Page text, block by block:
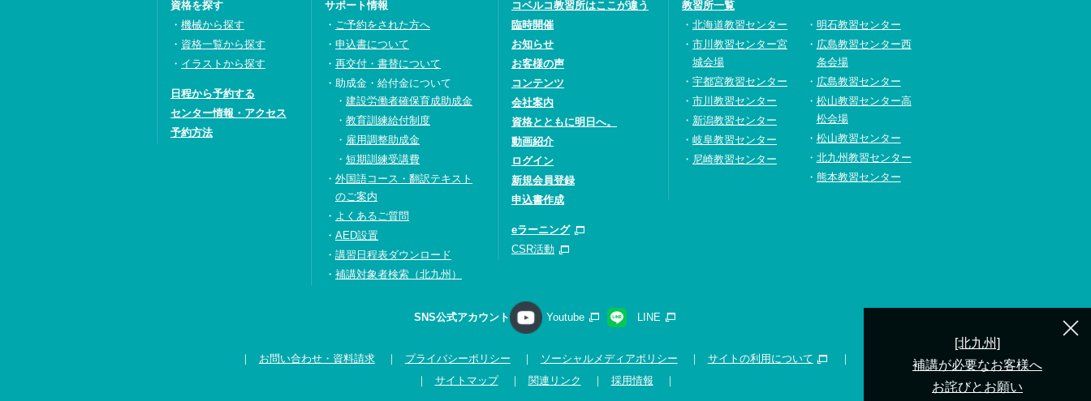
資格を探す
機械から探す
資格一覧から探す
イラストから探す
日程から予約する
センター情報・アクセス
予約方法
サポート情報
ご予約をされた方へ
申込書について
再交付・書替について
助成金・給付金について
建設労働者確保育成助成金
教育訓練給付制度
雇用調整助成金
短期訓練受講費
外国語コース・翻訳テキスト
のご案内
よくあるご質問
AED設置
講習日程表ダウンロード
補講対象者検索（北九州）
コベルコ教習所はここが違う
臨時開催
お知らせ
お客様の声
コンテンツ
会社案内
資格とともに明日へ。
動画紹介
ログイン
新規会員登録
申込書作成
eラーニング
CSR活動
教習所一覧
北海道教習センター
市川教習センター宮
城会場
宇都宮教習センター
市川教習センター
新潟教習センター
岐阜教習センター
尼崎教習センター
明石教習センター
広島教習センター西
条会場
広島教習センター
松山教習センター高
松会場
松山教習センター
北九州教習センター
熊本教習センター
SNS公式アカウント Youtube LINE
お問い合わせ・資料請求 プライバシーポリシー ソーシャルメディアポリシー
サイトの利用について
サイトマップ
関連リンク 採用情報
[北九州]
補講が必要なお客様へ
お詫びとお願い